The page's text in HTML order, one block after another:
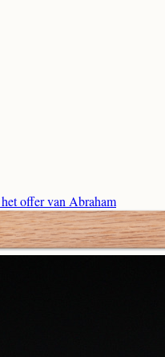
offer van Abraham